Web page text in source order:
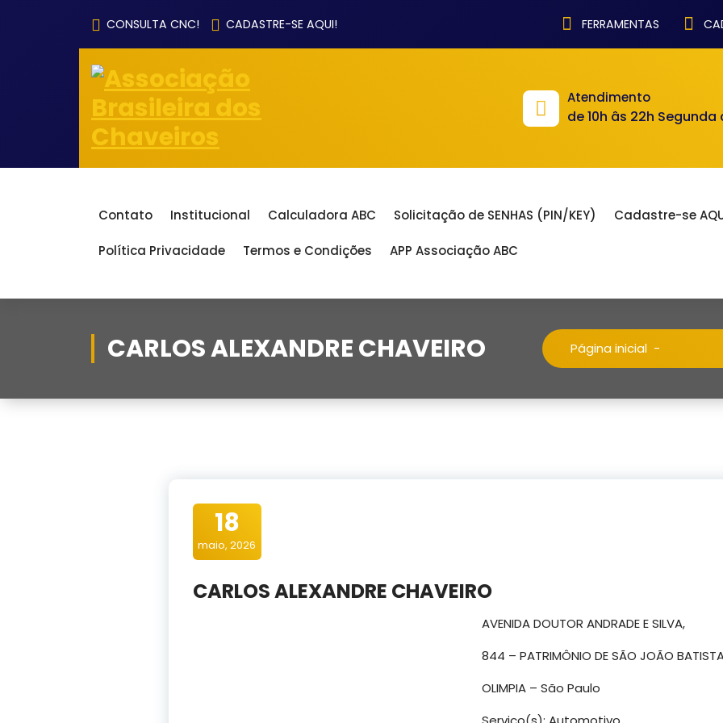
CONSULTA CNC! CADASTRE-SE AQUI! FERRAMENTAS
Atendimento
de 10h âs 22h
Contato Institucional Calculadora ABC Solicitação de SENHAS (PIN/KEY) Cadastre-se
Política Privacidade Termos e Condições APP Associação ABC
CARLOS ALEXANDRE CHAVEIRO Página inicial -
18
maio, 2026
CARLOS ALEXANDRE CHAVEIRO
AVENIDA DOUTOR ANDRADE E SILVA,
844 – PATRIMÔNIO DE SÃO JOÃO
OLIMPIA – São Paulo